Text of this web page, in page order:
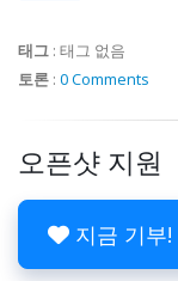
태그 : 태그 없음
토론 : 0 Comments
오픈샷 지원
지금 기부!